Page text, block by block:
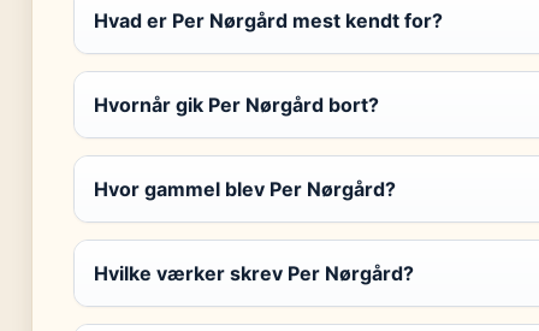
Hvad er Per Nørgård mest kendt for?
Hvornår gik Per Nørgård bort?
Hvor gammel blev Per Nørgård?
Hvilke værker skrev Per Nørgård?